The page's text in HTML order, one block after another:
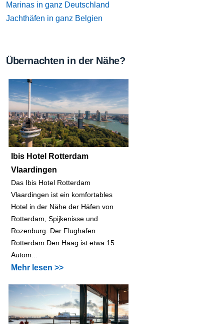
Marinas in ganz Deutschland
Jachthäfen in ganz Belgien
Übernachten in der Nähe?
Ibis Hotel Rotterdam
Vlaardingen
Das Ibis Hotel Rotterdam
Vlaardingen ist ein komfortables
Hotel in der Nähe der Häfen von
Rotterdam, Spijkenisse und
Rozenburg. Der Flughafen
Rotterdam Den Haag ist etwa 15
Autom...
Mehr lesen >>